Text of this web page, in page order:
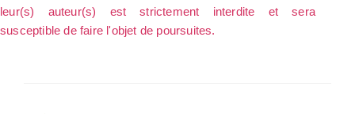
leur(s) auteur(s) est strictement interdite et sera
susceptible de faire l'objet de poursuites.